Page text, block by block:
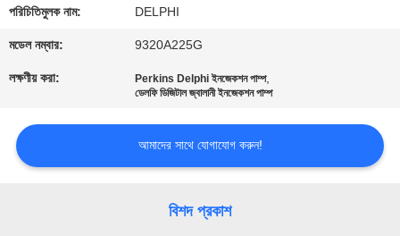
যোগাযোগ
করুন
জন্য
আবেদন
পরিচিতিমুলক নাম: DELPHI
মডেল নম্বার: 9320A225G
লক্ষণীয় করা: Perkins Delphi ইনজেকশন পাম্প,
ডেলফি ডিজিটাল জ্বালানী ইনজেকশন পাম্প
আমাদের সাথে যোগাযোগ করুন!
বিশদ প্রকাশ